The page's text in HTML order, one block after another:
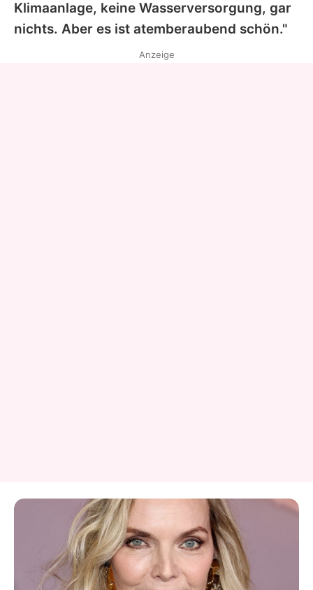
Klimaanlage, keine Wasserversorgung, gar
nichts. Aber es ist atemberaubend schön."
Anzeige